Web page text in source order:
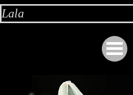
Lala